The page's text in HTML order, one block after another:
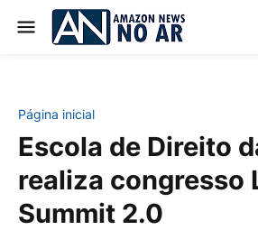
Página inicial
Escola de Direito
realiza congresso
Summit 2.0